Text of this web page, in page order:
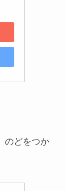
のどをつか